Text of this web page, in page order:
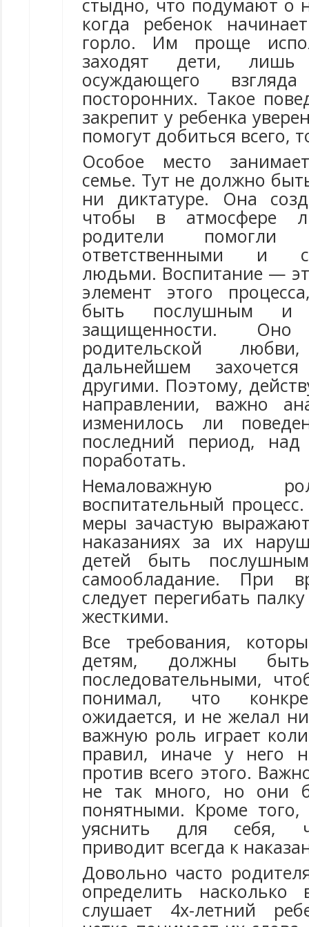
стыдно, что подумают о
когда ребенок
горло. Им проще
заходят дети,
осуждающего
посторонних. Такое
закрепит у ребенка
помогут добиться всего,
Особое место
семье. Тут не должно
ни диктатуре. Она
чтобы в атмосфере
родители помогли
ответственными и
людьми. Воспитание —
элемент этого
быть послушным и
защищенности.
родительской
дальнейшем
другими. Поэтому,
направлении, важно
изменилось ли
последний период,
поработать.
Немаловажную
воспитательный
меры зачастую
наказаниях за их
детей быть
самообладание. При
следует перегибать
жесткими.
Все требования,
детям, должны
последовательными,
понимал, что
ожидается, и не желал
важную роль играет
правил, иначе у него
против всего этого.
не так много, но они
понятными. Кроме
уяснить для себя,
приводит всегда к
Довольно часто
определить насколько
слушает 4х-летний